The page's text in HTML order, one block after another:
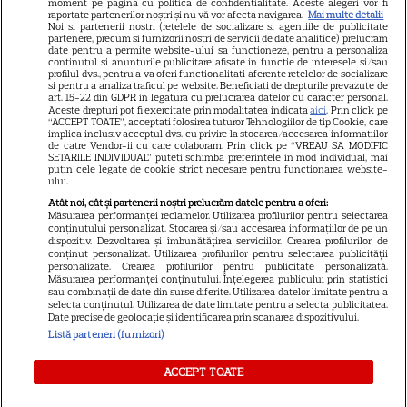
Avantaje
Elle
Unica
Retete practice
URMĂREȘTE-NE PE
Copyright2026Ringier Romania – Toate Drepturile rezervate
Jocurile de noroc sunt interzise minorilor.
raportate partenerilor noștri și nu vă vor afecta navigarea. Mai multe detalii
Noi si partenerii nostri (retelele de socializare si agentiile de publicitate
partenere, precum si furnizorii nostri de servicii de date analitice) prelucram
date pentru a permite website-ului sa functioneze, pentru a personaliza
continutul si anunturile publicitare afisate in functie de interesele si/sau
profilul dvs., pentru a va oferi functionalitati aferente retelelor de socializare
si pentru a analiza traficul pe website. Beneficiati de drepturile prevazute de
art. 15-22 din GDPR in legatura cu prelucrarea datelor cu caracter personal.
Aceste drepturi pot fi exercitate prin modalitatea indicataaici. Prin click pe
“ACCEPT TOATE”, acceptati folosirea tuturor Tehnologiilor de tip Cookie, care
implica inclusiv acceptul dvs. cu privire la stocarea/accesarea informatiilor
de catre Vendor-ii cu care colaboram. Prin click pe “VREAU SA MODIFIC
SETARILE INDIVIDUAL” puteti schimba preferintele in mod individual, mai
putin cele legate de cookie strict necesare pentru functionarea website-
ului.
Atât noi, cât și partenerii noștri prelucrăm datele pentru a oferi:
Măsurarea performanței reclamelor. Utilizarea profilurilor pentru selectarea
conținutului personalizat. Stocarea și/sau accesarea informațiilor de pe un
dispozitiv. Dezvoltarea și îmbunătățirea serviciilor. Crearea profilurilor de
conținut personalizat. Utilizarea profilurilor pentru selectarea publicității
personalizate. Crearea profilurilor pentru publicitate personalizată.
Măsurarea performanței conținutului. Înțelegerea publicului prin statistici
sau combinații de date din surse diferite. Utilizarea datelor limitate pentru a
selecta conținutul. Utilizarea de date limitate pentru a selecta publicitatea.
Date precise de geolocație și identificarea prin scanarea dispozitivului.
Listă parteneri (furnizori)
ACCEPT TOATE